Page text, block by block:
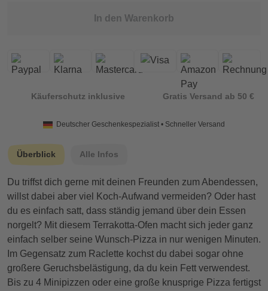
In den Warenkorb
Käuferschutz inklusive Gratis Versand ab 50 €
Deutscher Geschenkespezialist • Schneller Versand
Überblick Alle Infos
Du triffst dich gerne mit deinen Freunden zum Abendessen,
willst dabei aber viel Koch-Aufwand vermeiden? Oder hast
du es einfach satt, dass ständig jemand über dein Essen
norgelt? Mit diesem Terrakotta-Ofen macht sich jeder ganz
einfach selber seine Wunsch-Pizza in nur wenigen Minuten.
Im Gegensatz zum Raclette kochst du dabei sogar ohne
großere Geruchsbelästigung, da du kein Fett verwendest.
Bis zu 4 Minipizzen oder eine große knusprige Pizza fertigst